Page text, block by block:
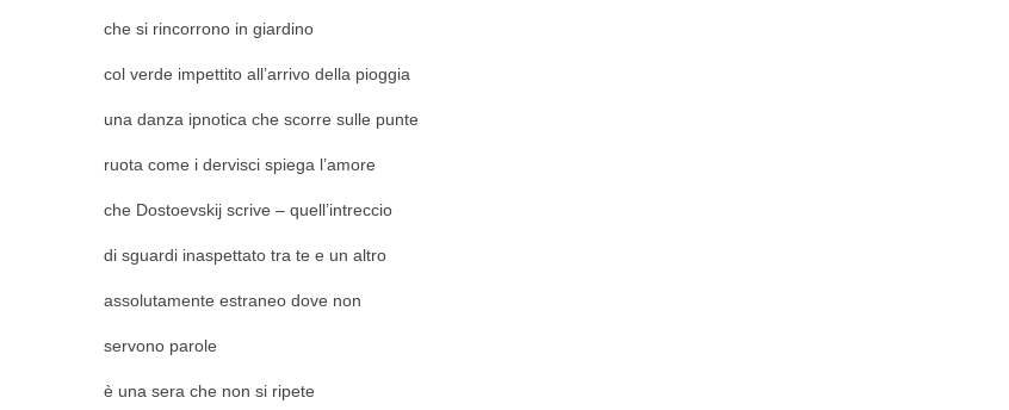
che si rincorrono in giardino
col verde impettito all’arrivo della pioggia
una danza ipnotica che scorre sulle punte
ruota come i dervisci spiega l’amore
che Dostoevskij scrive – quell’intreccio
di sguardi inaspettato tra te e un altro
assolutamente estraneo dove non
servono parole
è una sera che non si ripete